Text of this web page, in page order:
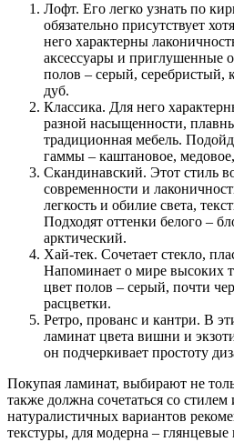
Лофт. Его легко узнать по
обязательно присутствует
него характерны
аксессуары и приглушенные
полов – серый, серебристый,
дуб.
Классика. Для него
разной насыщенности,
традиционная мебель.
гаммы – каштановое,
Скандинавский. Этот стиль
современности и
легкость и обилие света,
Подходят оттенки белого –
арктический.
Хай-тек. Сочетает стекло,
Напоминает о мире высоких
цвет полов – серый, почти
расцветки.
Ретро, прованс и кантри. В
ламинат цвета вишни и
он подчеркивает простоту
Покупая ламинат, выбирают не
также должна сочетаться со стилем
натуралистичных вариантов
текстуры, для модерна –